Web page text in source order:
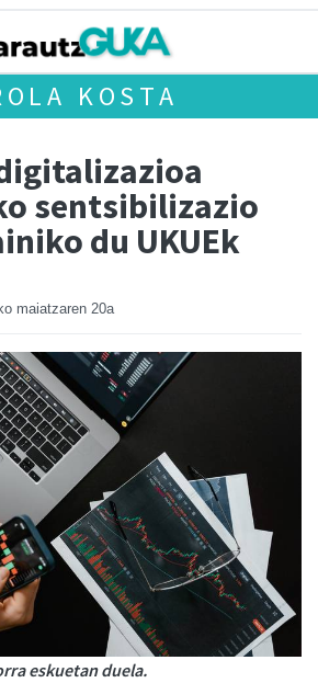
KOSTA
sentsibilizazio
du UKUEk
maiatzaren 20a
eskuetan duela.